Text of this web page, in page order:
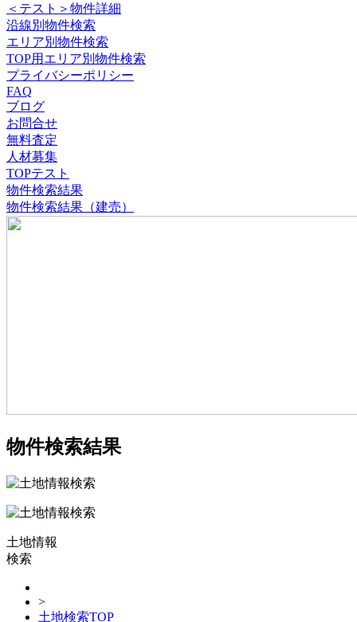
＜テスト＞物件詳細
沿線別物件検索
エリア別物件検索
TOP用エリア別物件検索
プライバシーポリシー
FAQ
ブログ
お問合せ
無料査定
人材募集
TOPテスト
物件検索結果
物件検索結果（建売）
物件検索結果
土地情報
検索
>
土地検索TOP